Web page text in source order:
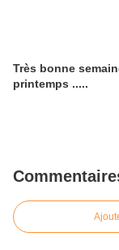
Très bonne
printemps .....